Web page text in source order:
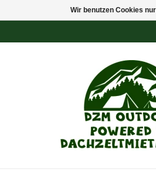
Wir benutzen Cookies